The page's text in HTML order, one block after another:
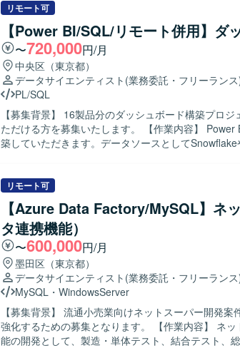
必要に応じて既存の設計書の改変、実装、検証支援も担当します。 【求め
コミュニケーションを取りながら主体的に推進出来
実装、テストまで一貫して対応できる方、自律的に
ョンです。 【ポジションの魅力】 マーケティングプラットフォームを活用したデータ連携基盤
の構築に一貫して関わることができ、クラウド環境
ク設計の実務経験を積むことができます。Google
要素に触れながら、データ基盤構築のスキルを高めていただけます。
Cloud上のサービス基盤とb-dashを利用した環境で
タ連携基盤を構築します。
リモート可
【Power BI/SQL/リモート併用】ダ
〜720,000円/月
中央区（東京都）
データサイエンティスト (業務委託・フリーラン
PL/SQL
【募集背景】 16製品分のダッシュボード構築プロ
ただける方を募集いたします。 【作業内容】 Power BIを用いて16製品分のダッシュボードを構
築していただきます。データソースとして
でのデータ加工、テストをご担当いただきます。 【求める人物像】 顧客の要望を丁寧にヒアリ
ングし、要件を整理しながら主体的にダッシュボー
ています。チームメンバーとコミュニケーションを
意識して業務を遂行していただける方にご活躍いただけます。 【ポジションの魅
のダッシュボード構築を通じて、Power BIおよびデ
だけます。リーダーポジションの方は上流工程から
で、マネジメントと技術の双方でスキルアップが可
Queryによるデータ加工からダッシュボード構築ま
【開発環境】 Power BI Desktop、Power Query、
シュボードを構築いたします。
リモート可
【Azure Data Factory/MySQL】ネ
タ連携機能）
〜600,000円/月
墨田区（東京都）
データサイエンティスト (業務委託・フリーラン
MySQL ・ WindowsServer
【募集背景】 流通小売業向けネットスーパー開発
強化するための募集となります。 【作業内容】 ネットスーパー開発案件におけるデータ連携機
能の開発として、製造・単体テスト、結合テスト、